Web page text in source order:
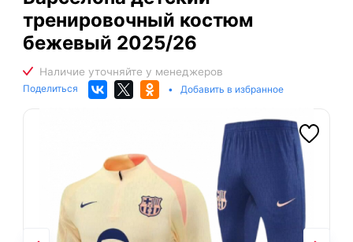
тренировочный костюм
бежевый 2025/26
Поделиться • Добавить в избранное